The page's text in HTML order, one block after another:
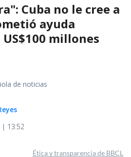
Cuba no le cree a
ayuda
millones
de noticias
| 13:52
Ética y transparencia de BBCL